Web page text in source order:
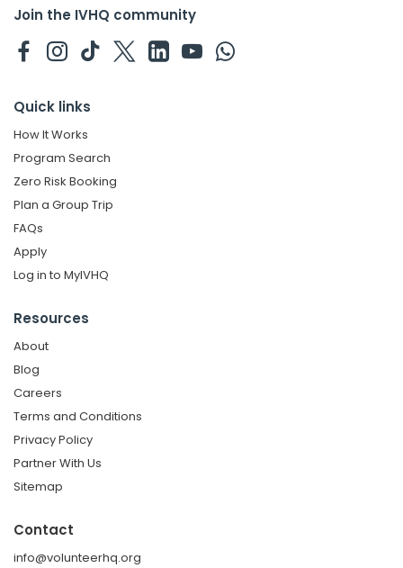
Join the IVHQ community
Quick links
How It Works
Program Search
Zero Risk Booking
Plan a Group Trip
FAQs
Apply
Log in to MyIVHQ
Resources
About
Blog
Careers
Terms and Conditions
Privacy Policy
Partner With Us
Sitemap
Contact
info@volunteerhq.org